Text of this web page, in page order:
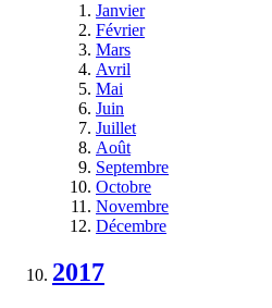
Janvier
Février
Mars
Avril
Mai
Juin
Juillet
Août
Septembre
Octobre
Novembre
Décembre
2017